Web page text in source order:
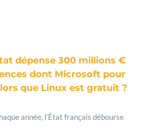
dépense 300 millions €
dont Microsoft pour
que Linux est gratuit ?
année, l’État français débourse